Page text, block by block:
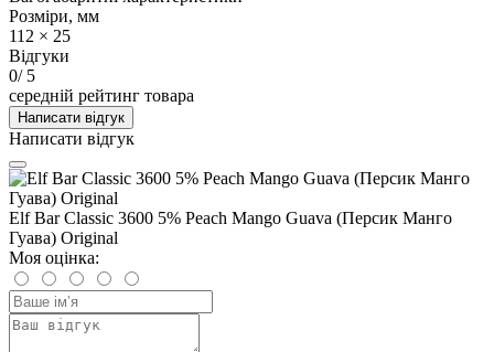
Розміри, мм
112 × 25
Відгуки
0/ 5
середній рейтинг товара
Написати відгук
Написати відгук
Elf Bar Classic 3600 5% Peach Mango Guava (Персик Манго
Гуава) Original
Моя оцінка: